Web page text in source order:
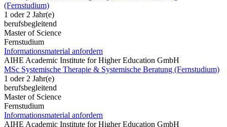
(Fernstudium)
1 oder 2 Jahr(e)
berufsbegleitend
Master of Science
Fernstudium
Informationsmaterial anfordern
AIHE Academic Institute for Higher Education GmbH
MSc Systemische Therapie & Systemische Beratung (Fernstudium)
1 oder 2 Jahr(e)
berufsbegleitend
Master of Science
Fernstudium
Informationsmaterial anfordern
AIHE Academic Institute for Higher Education GmbH